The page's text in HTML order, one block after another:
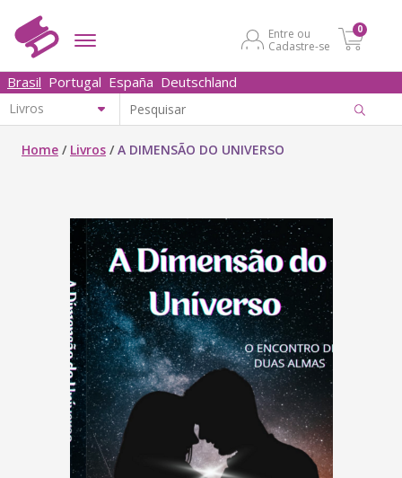
Entre ou
Cadastre-se
0
Brasil Portugal España Deutschland
Home / Livros /A DIMENSÃO DO UNIVERSO